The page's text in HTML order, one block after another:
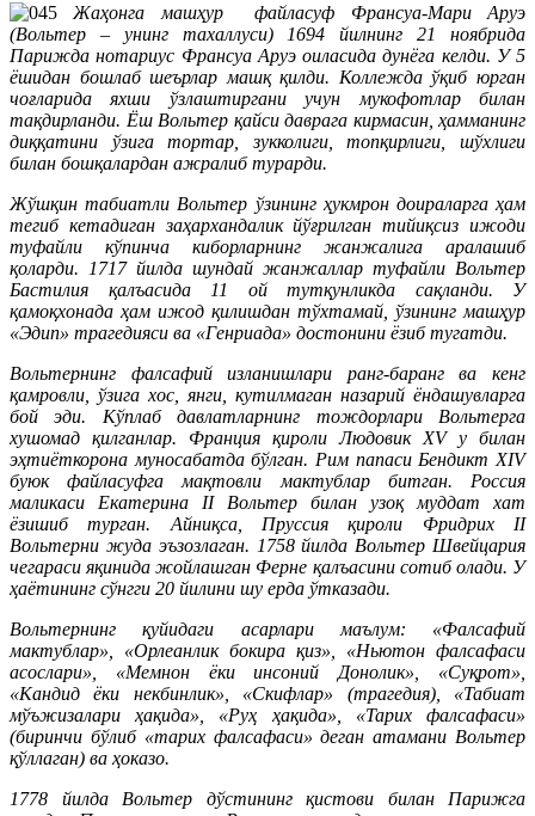
Жаҳонга машҳур файласуф Франсуа-Мари Аруэ
(Вольтер – унинг тахаллуси) 1694 йилнинг 21 ноябрида
Парижда нотариус Франсуа Аруэ оиласида дунёга келди. У 5
ёшидан бошлаб шеърлар машқ қилди. Коллежда ўқиб юрган
чоғларида яхши ўзлаштиргани учун мукофотлар билан
тақдирланди. Ёш Вольтер қайси даврага кирмасин, ҳамманинг
диққатини ўзига тортар, зукколиги, топқирлиги, шўхлиги
билан бошқалардан ажралиб турарди.
Жўшқин табиатли Вольтер ўзининг ҳукмрон доираларга ҳам
тегиб кетадиган заҳархандалик йўғрилган тийиқсиз ижоди
туфайли кўпинча киборларнинг жанжалига аралашиб
қоларди. 1717 йилда шундай жанжаллар туфайли Вольтер
Бастилия қалъасида 11 ой тутқунликда сақланди. У
қамоқхонада ҳам ижод қилишдан тўхтамай, ўзининг машҳур
«Эдип» трагедияси ва «Генриада» достонини ёзиб тугатди.
Вольтернинг фалсафий изланишлари ранг-баранг ва кенг
қамровли, ўзига хос, янги, кутилмаган назарий ёндашувларга
бой эди. Кўплаб давлатларнинг тождорлари Вольтерга
хушомад қилганлар. Франция қироли Людовик XV у билан
эҳтиёткорона муносабатда бўлган. Рим папаси Бендикт XIV
буюк файласуфга мақтовли мактублар битган. Россия
маликаси Екатерина II Вольтер билан узоқ муддат хат
ёзишиб турган. Айниқса, Пруссия қироли Фридрих II
Вольтерни жуда эъзозлаган. 1758 йилда Вольтер Швейцария
чегараси яқинида жойлашган Ферне қалъасини сотиб олади. У
ҳаётининг сўнгги 20 йилини шу ерда ўтказади.
Вольтернинг қуйидаги асарлари маълум: «Фалсафий
мактублар», «Орлеанлик бокира қиз», «Ньютон фалсафаси
асослари», «Мемнон ёки инсоний Донолик», «Суқрот»,
«Кандид ёки некбинлик», «Скифлар» (трагедия), «Табиат
мўъжизалари ҳақида», «Руҳ ҳақида», «Тарих фалсафаси»
(биринчи бўлиб «тарих фалсафаси» деган атамани Вольтер
қўллаган) ва ҳоказо.
1778 йилда Вольтер дўстининг қистови билан Парижга